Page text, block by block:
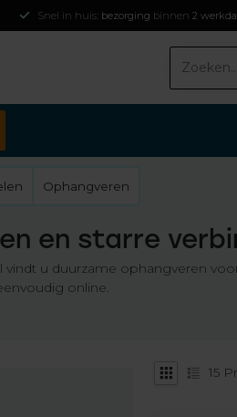
Snel in huis: bezorging binnen 2
Ophangveren
en starre
vindt u duurzame ophangveren
online.
15